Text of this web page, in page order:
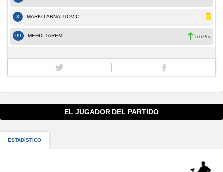
8 MARKO ARNAUTOVIC
99 MEHDI TAREMI 5.6 Pts
EL JUGADOR DEL PARTIDO
ESTADÍSTICO